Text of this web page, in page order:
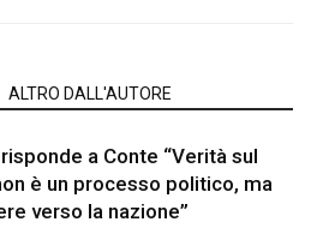
ALTRO DALL'AUTORE
a Conte “Verità sul
è un processo politico, ma
verso la nazione”